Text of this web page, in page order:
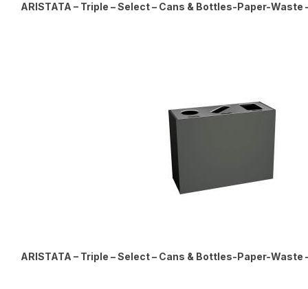
ARISTATA – Triple – Select – Cans & Bottles-Paper-
ARISTATA – Triple – Select – Cans & Bottles-Paper-